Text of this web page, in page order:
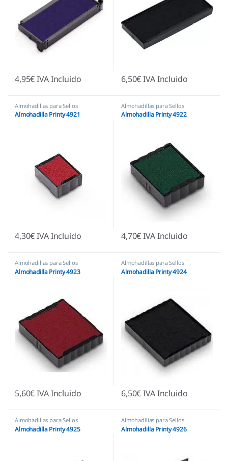
4,95€IVA Incluido 6,50€IVA Incluido
Almohadillas para Sellos
Automáticos ,Almohadillas Trodat
Almohadilla Printy 4921
4,30€IVA Incluido
Almohadillas para Sellos
Automáticos ,Almohadillas Trodat
Almohadilla Printy 4922
4,70€IVA Incluido
Almohadillas para Sellos
Automáticos ,Almohadillas Trodat
Almohadilla Printy 4923
5,60€IVA Incluido
Almohadillas para Sellos
Automáticos ,Almohadillas Trodat
Almohadilla Printy 4924
6,50€IVA Incluido
Almohadillas para Sellos
Automáticos ,Almohadillas Trodat
Almohadilla Printy 4925
Almohadillas para Sellos
Automáticos ,Almohadillas Trodat
Almohadilla Printy 4926